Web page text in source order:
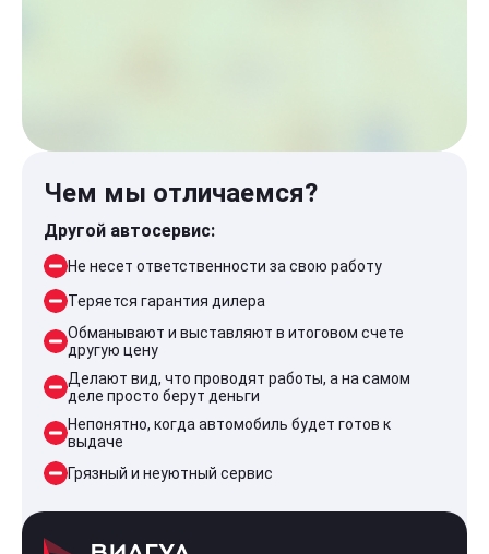
Чем мы отличаемся?
Другой автосервис:
Не несет ответственности за свою работу
Теряется гарантия дилера
Обманывают и выставляют в итоговом счете
другую цену
Делают вид, что проводят работы, а на самом
деле просто берут деньги
Непонятно, когда автомобиль будет готов к
выдаче
Грязный и неуютный сервис